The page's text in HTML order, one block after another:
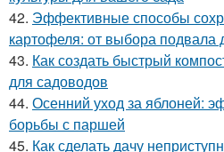
42. Эффективные способы
картофеля: от выбора подвала
43. Как создать быстрый
для садоводов
44. Осенний уход за яблоней:
борьбы с паршей
45. Как сделать дачу